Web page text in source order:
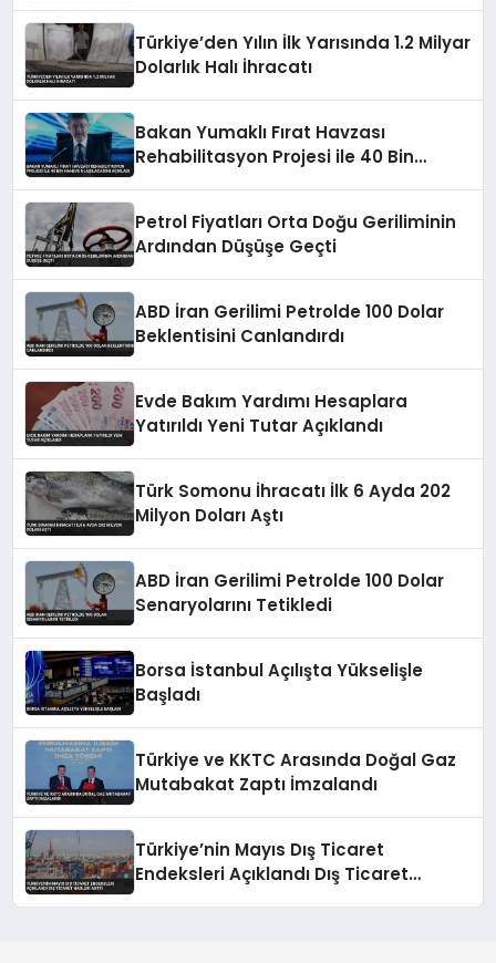
Türkiye’den Yılın İlk Yarısında 1.2 Milyar
Dolarlık Halı İhracatı
Bakan Yumaklı Fırat Havzası
Rehabilitasyon Projesi ile 40 Bin
Petrol Fiyatları Orta Doğu Geriliminin
Ardından Düşüşe Geçti
ABD İran Gerilimi Petrolde 100 Dolar
Beklentisini Canlandırdı
Evde Bakım Yardımı Hesaplara
Yatırıldı Yeni Tutar Açıklandı
Türk Somonu İhracatı İlk 6 Ayda 202
Milyon Doları Aştı
ABD İran Gerilimi Petrolde 100 Dolar
Senaryolarını Tetikledi
Borsa İstanbul Açılışta Yükselişle
Başladı
Türkiye ve KKTC Arasında Doğal Gaz
Mutabakat Zaptı İmzalandı
Türkiye’nin Mayıs Dış Ticaret
Endeksleri Açıklandı Dış Ticaret